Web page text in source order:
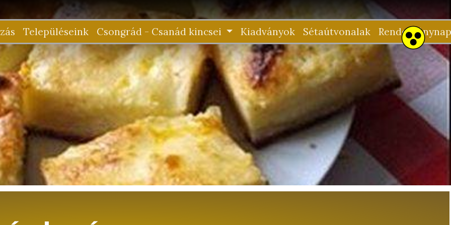
Településeink Csongrád - Csanád kincsei Kiadványok Sétaútvonalak